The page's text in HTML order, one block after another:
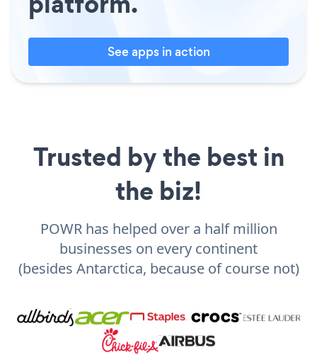
See apps in action
Trusted by the best in
the biz!
POWR has helped over a half million
businesses on every continent
(besides Antarctica, because of course not)